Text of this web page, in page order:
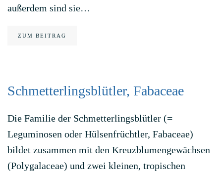
außerdem sind sie…
ZUM BEITRAG
Schmetterlingsblütler, Fabaceae
Die Familie der Schmetterlingsblütler (=
Leguminosen oder Hülsenfrüchtler, Fabaceae)
bildet zusammen mit den Kreuzblumengewächsen
(Polygalaceae) und zwei kleinen, tropischen